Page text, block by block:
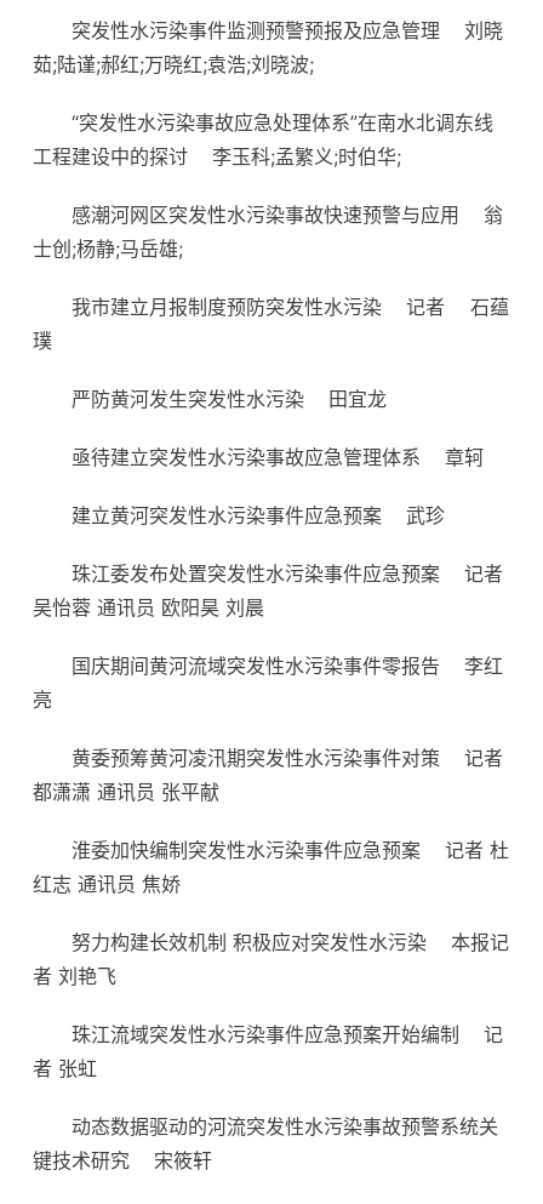
突发性水污染事件监测预警预报及应急管理 刘晓
茹;陆谨;郝红;万晓红;袁浩;刘晓波;
“突发性水污染事故应急处理体系”在南水北调东线
工程建设中的探讨 李玉科;孟繁义;时伯华;
感潮河网区突发性水污染事故快速预警与应用 翁
士创;杨静;马岳雄;
我市建立月报制度预防突发性水污染 记者 石蕴
璞
严防黄河发生突发性水污染 田宜龙
亟待建立突发性水污染事故应急管理体系 章轲
建立黄河突发性水污染事件应急预案 武珍
珠江委发布处置突发性水污染事件应急预案 记者
吴怡蓉 通讯员 欧阳昊 刘晨
国庆期间黄河流域突发性水污染事件零报告 李红
亮
黄委预筹黄河凌汛期突发性水污染事件对策 记者
都潇潇 通讯员 张平献
淮委加快编制突发性水污染事件应急预案 记者 杜
红志 通讯员 焦娇
努力构建长效机制 积极应对突发性水污染 本报记
者 刘艳飞
珠江流域突发性水污染事件应急预案开始编制 记
者 张虹
动态数据驱动的河流突发性水污染事故预警系统关
键技术研究 宋筱轩